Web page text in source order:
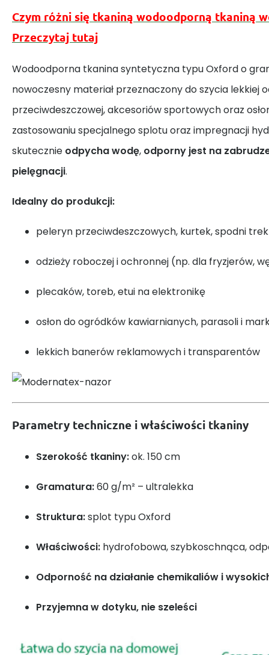
Czym różni się tkaniną wodoodporną tkaniną
Przeczytaj tutaj
Wodoodporna tkanina syntetyczna typu Oxford o
nowoczesny materiał przeznaczony do szycia lekkiej
przeciwdeszczowej, akcesoriów sportowych oraz
zastosowaniu specjalnego splotu oraz impregnacji
skutecznie odpycha wodę, odporny jest na
pielęgnacji.
Idealny do produkcji:
peleryn przeciwdeszczowych, kurtek, spodni
odzieży roboczej i ochronnej (np. dla fryzjerów,
plecaków, toreb, etui na elektronikę
osłon do ogródków kawiarnianych, parasoli i
lekkich banerów reklamowych i transparentów
Parametry techniczne i właściwości tkaniny
Szerokość tkaniny:ok. 150 cm
Gramatura:60 g/m² – ultralekka
Struktura:splot typu Oxford
Właściwości: hydrofobowa, szybkoschnąca,
Odporność na działanie chemikaliów i
Przyjemna w dotyku, nie szeleści